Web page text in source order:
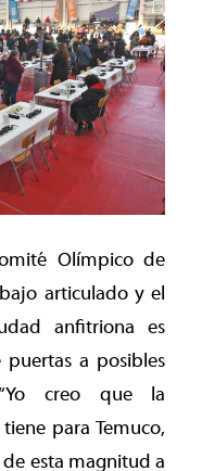
Olímpico de
articulado y el
anfitriona es
a posibles
“Yo creo que la
para Temuco,
esta magnitud a